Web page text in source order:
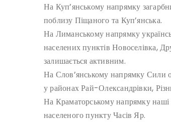
На Куп’янському напрямку
поблизу Піщаного та Куп’янська.
На Лиманському напрямку
населених пунктів Новоселівка,
залишається активним.
На Слов’янському напрямку Сили
у районах Рай-Олександрівки,
На Краматорському напрямку наші
населеного пункту Часів Яр.